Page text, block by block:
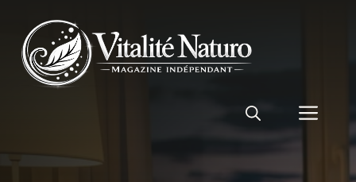
contenu